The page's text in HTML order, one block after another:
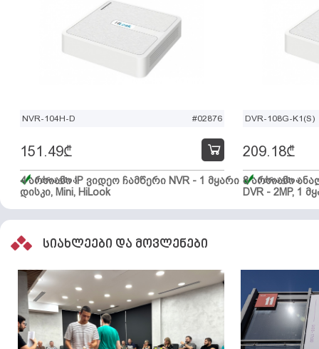
NVR-104H-D #02876
4 არხიანი IP ვიდეო ჩამწერი NVR - 1 მყარი
დისკი, Mini, HiLook
151.49₾
მარაგშია
DVR-108G-K1(S)
8 არხიანი
DVR - 2MP, 1
209.18₾
მარაგშია
სიახლეები და მოვლენები